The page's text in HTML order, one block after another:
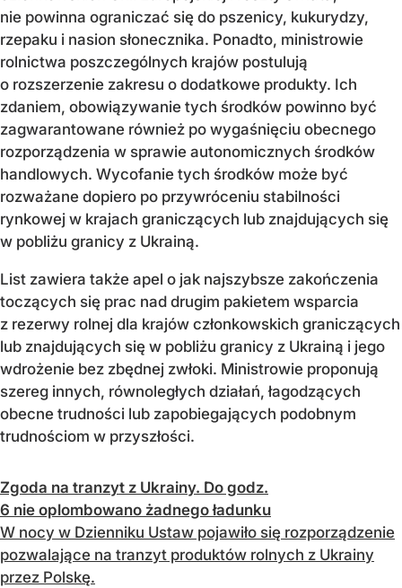
nie powinna ograniczać się do pszenicy, kukurydzy,
rzepaku i nasion słonecznika. Ponadto, ministrowie
rolnictwa poszczególnych krajów postulują
o rozszerzenie zakresu o dodatkowe produkty. Ich
zdaniem, obowiązywanie tych środków powinno być
zagwarantowane również po wygaśnięciu obecnego
rozporządzenia w sprawie autonomicznych środków
handlowych. Wycofanie tych środków może być
rozważane dopiero po przywróceniu stabilności
rynkowej w krajach graniczących lub znajdujących się
w pobliżu granicy z Ukrainą.
List zawiera także apel o jak najszybsze zakończenia
toczących się prac nad drugim pakietem wsparcia
z rezerwy rolnej dla krajów członkowskich graniczących
lub znajdujących się w pobliżu granicy z Ukrainą i jego
wdrożenie bez zbędnej zwłoki. Ministrowie proponują
szereg innych, równoległych działań, łagodzących
obecne trudności lub zapobiegających podobnym
trudnościom w przyszłości.
Zgoda na tranzyt z Ukrainy. Do godz.
6 nie oplombowano żadnego ładunku
W nocy w Dzienniku Ustaw pojawiło się rozporządzenie
pozwalające na tranzyt produktów rolnych z Ukrainy
przez Polskę.